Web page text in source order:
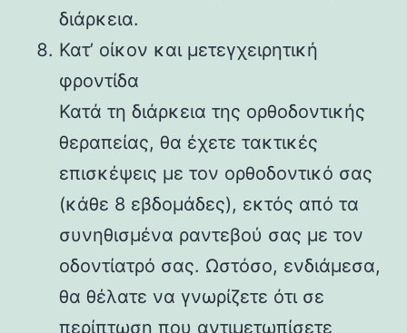
διάρκεια.
Κατ’ οίκον και μετεγχειρητική
φροντίδα
Κατά τη διάρκεια της ορθοδοντικής
θεραπείας, θα έχετε τακτικές
επισκέψεις με τον ορθοδοντικό σας
(κάθε 8 εβδομάδες), εκτός από τα
συνηθισμένα ραντεβού σας με τον
οδοντίατρό σας. Ωστόσο, ενδιάμεσα,
θα θέλατε να γνωρίζετε ότι σε
περίπτωση που αντιμετωπίσετε